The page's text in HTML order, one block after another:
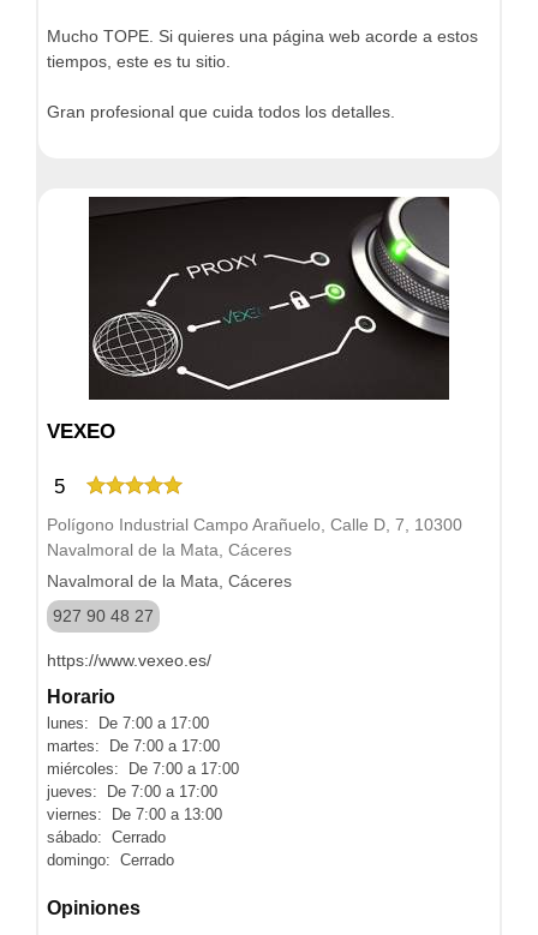
Mucho TOPE. Si quieres una página web acorde a estos
tiempos, este es tu sitio.
Gran profesional que cuida todos los detalles.
VEXEO
5
Polígono Industrial Campo Arañuelo, Calle D, 7, 10300
Navalmoral de la Mata, Cáceres
Navalmoral de la Mata, Cáceres
927 90 48 27
https://www.vexeo.es/
Horario
lunes: De 7:00 a 17:00
martes: De 7:00 a 17:00
miércoles: De 7:00 a 17:00
jueves: De 7:00 a 17:00
viernes: De 7:00 a 13:00
sábado: Cerrado
domingo: Cerrado
Opiniones